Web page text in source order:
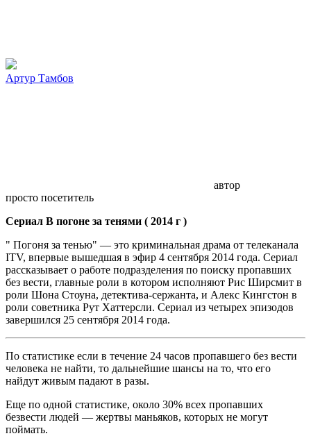
Артур Тамбов
автор
просто посетитель
Сериал В погоне за тенями ( 2014 г )
" Погоня за тенью" — это криминальная драма от телеканала
ITV, впервые вышедшая в эфир 4 сентября 2014 года. Сериал
рассказывает о работе подразделения по поиску пропавших
без вести, главные роли в котором исполняют Рис Ширсмит в
роли Шона Стоуна, детектива-сержанта, и Алекс Кингстон в
роли советника Рут Хаттерсли. Сериал из четырех эпизодов
завершился 25 сентября 2014 года.
По статистике если в течение 24 часов пропавшего без вести
человека не найти, то дальнейшие шансы на то, что его
найдут живым падают в разы.
Еще по одной статистике, около 30% всех пропавших
безвести людей — жертвы маньяков, которых не могут
поймать.